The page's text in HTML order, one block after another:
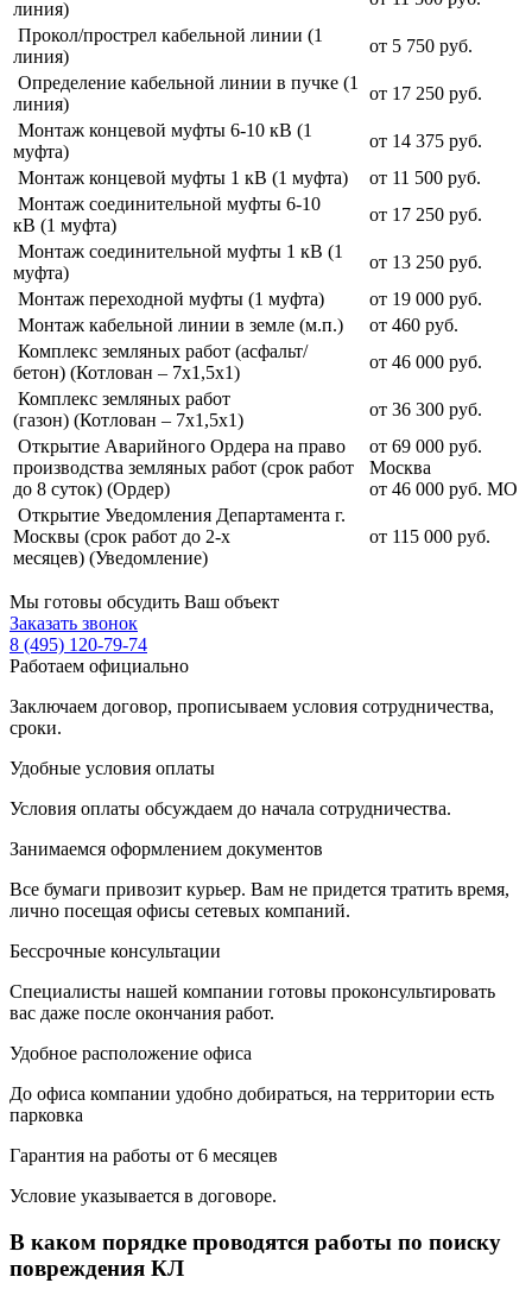
линия)
Прокол/прострел кабельной линии (1
линия)
от 5 750 руб.
Определение кабельной линии в пучке (1
линия)
от 17 250 руб.
Монтаж концевой муфты 6-10 кВ (1
муфта)
от 14 375 руб.
Монтаж концевой муфты 1 кВ (1 муфта)
от 11 500 руб.
Монтаж соединительной муфты 6-10
кВ (1 муфта)
от 17 250 руб.
Монтаж соединительной муфты 1 кВ (1
муфта)
от 13 250 руб.
Монтаж переходной муфты (1 муфта)
от 19 000 руб.
Монтаж кабельной линии в земле (м.п.)
от 460 руб.
Комплекс земляных работ (асфальт/
бетон) (Котлован – 7х1,5х1)
от 46 000 руб.
Комплекс земляных работ
(газон) (Котлован – 7х1,5х1)
от 36 300 руб.
Открытие Аварийного Ордера на право
производства земляных работ (срок работ
до 8 суток) (Ордер)
от 69 000 руб.
Москва
от 46 000 руб. МО
Открытие Уведомления Департамента г.
Москвы (срок работ до 2-х
месяцев) (Уведомление)
от 115 000 руб.
Мы готовы обсудить Ваш объект
Заказать звонок
8 (495) 120-79-74
Работаем официально
Заключаем договор, прописываем условия сотрудничества,
сроки.
Удобные условия оплаты
Условия оплаты обсуждаем до начала сотрудничества.
Занимаемся оформлением документов
Все бумаги привозит курьер. Вам не придется тратить время,
лично посещая офисы сетевых компаний.
Бессрочные консультации
Специалисты нашей компании готовы проконсультировать
вас даже после окончания работ.
Удобное расположение офиса
До офиса компании удобно добираться, на территории есть
парковка
Гарантия на работы от 6 месяцев
Условие указывается в договоре.
В каком порядке проводятся работы по поиску
повреждения КЛ